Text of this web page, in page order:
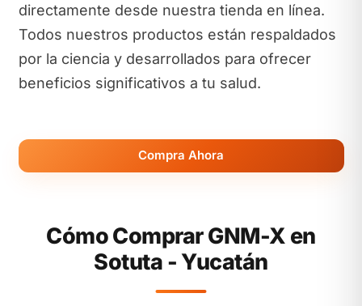
directamente desde nuestra tienda en línea.
Todos nuestros productos están respaldados
por la ciencia y desarrollados para ofrecer
beneficios significativos a tu salud.
Compra Ahora
Cómo Comprar GNM-X en
Sotuta - Yucatán